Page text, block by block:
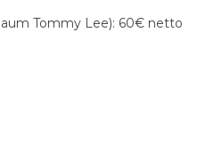
Tommy Lee): 60€ netto